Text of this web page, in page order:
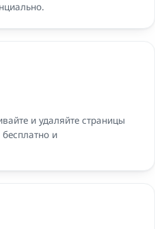
и удаляйте страницы
и